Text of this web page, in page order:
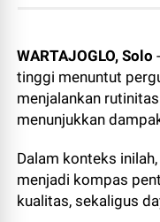
WARTAJOGLO, Solo
tinggi menuntut
menjalankan
menunjukkan
Dalam konteks
menjadi kompas
kualitas, sekaligus